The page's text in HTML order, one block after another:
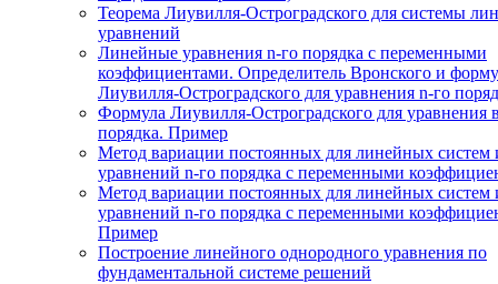
Теорема Лиувилля-Остроградского для системы
уравнений
Линейные уравнения n-го порядка с переменными
коэффициентами. Определитель Вронского и
Лиувилля-Остроградского для уравнения n-го
Формула Лиувилля-Остроградского для уравнения
порядка. Пример
Метод вариации постоянных для линейных систем
уравнений n-го порядка с переменными
Метод вариации постоянных для линейных систем
уравнений n-го порядка с переменными
Пример
Построение линейного однородного уравнения по
фундаментальной системе решений